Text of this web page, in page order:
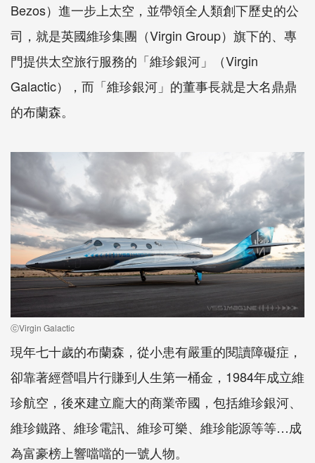
Bezos）進一步上太空，並帶領全人類創下歷史的公
司，就是英國維珍集團（Virgin Group）旗下的、專
門提供太空旅行服務的「維珍銀河」（Virgin
Galactic），而「維珍銀河」的董事長就是大名鼎鼎
的布蘭森。
ⓒVirgin Galactic
現年七十歲的布蘭森，從小患有嚴重的閱讀障礙症，
卻靠著經營唱片行賺到人生第一桶金，1984年成立維
珍航空，後來建立龐大的商業帝國，包括維珍銀河、
維珍鐵路、維珍電訊、維珍可樂、維珍能源等等…成
為富豪榜上響噹噹的一號人物。